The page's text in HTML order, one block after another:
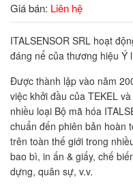
Giá bán: Liên hệ
ITALSENSOR SRL hoạt
đáng nể của thương hiệu Ý
Được thành lập vào năm
việc khởi đầu của TEKEL
nhiều loại Bộ mã hóa
chuẩn đến phiên bản hoàn
trên toàn thế giới trong
bao bì, in ấn & giấy, chế
dựng, quân sự, v.v.